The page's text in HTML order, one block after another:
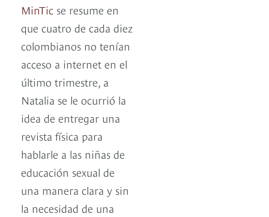
MinTic se resume en
que cuatro de cada diez
colombianos no tenían
acceso a internet en el
último trimestre, a
Natalia se le ocurrió la
idea de entregar una
revista física para
hablarle a las niñas de
educación sexual de
una manera clara y sin
la necesidad de una